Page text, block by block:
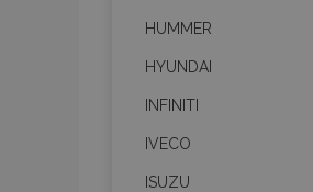
HUMMER
HYUNDAI
INFINITI
IVECO
ISUZU